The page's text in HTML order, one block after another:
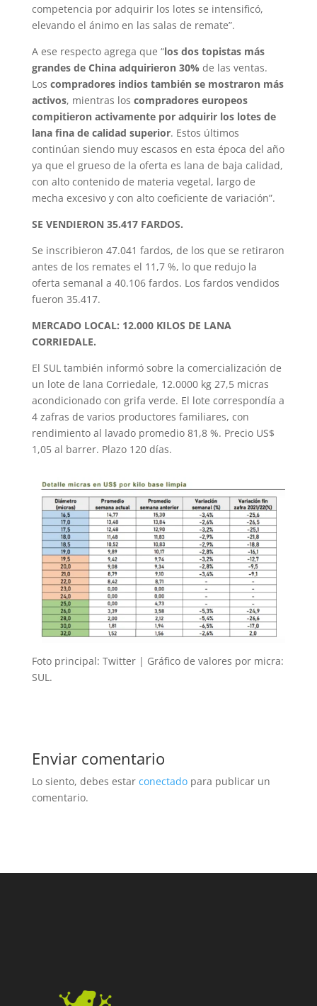
competencia por adquirir los lotes se intensificó,
elevando el ánimo en las salas de remate”.
A ese respecto agrega que “los dos topistas más
grandes de China adquirieron 30% de las ventas.
Los compradores indios también se mostraron más
activos, mientras los compradores europeos
compitieron activamente por adquirir los lotes de
lana fina de calidad superior. Estos últimos
continúan siendo muy escasos en esta época del año
ya que el grueso de la oferta es lana de baja calidad,
con alto contenido de materia vegetal, largo de
mecha excesivo y con alto coeficiente de variación”.
SE VENDIERON 35.417 FARDOS.
Se inscribieron 47.041 fardos, de los que se retiraron
antes de los remates el 11,7 %, lo que redujo la
oferta semanal a 40.106 fardos. Los fardos vendidos
fueron 35.417.
MERCADO LOCAL: 12.000 KILOS DE LANA
CORRIEDALE.
El SUL también informó sobre la comercialización de
un lote de lana Corriedale, 12.0000 kg 27,5 micras
acondicionado con grifa verde. El lote correspondía a
4 zafras de varios productores familiares, con
rendimiento al lavado promedio 81,8 %. Precio US$
1,05 al barrer. Plazo 120 días.
Foto principal: Twitter | Gráfico de valores por micra:
SUL.
Enviar comentario
Lo siento, debes estar conectadopara publicar un
comentario.